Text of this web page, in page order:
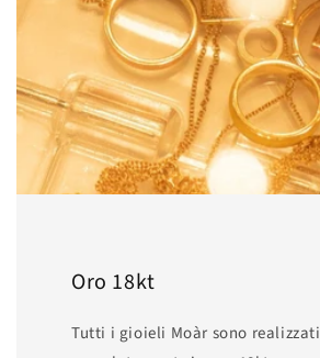
Oro 18kt
Tutti i gioieli Moàr sono realizzati